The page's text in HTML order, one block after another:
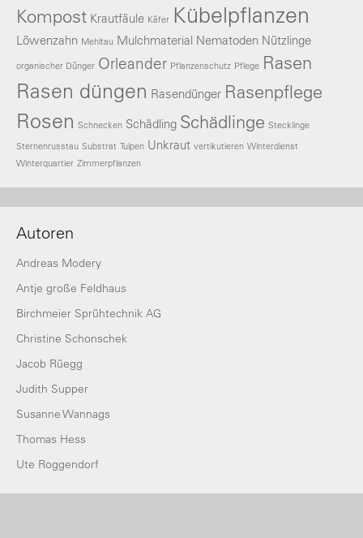
Kompost Krautfäule Käfer Kübelpflanzen
Löwenzahn Mehltau Mulchmaterial Nematoden Nützlinge
organischer Dünger Orleander Pflanzenschutz Pflege Rasen
Rasen düngen Rasendünger Rasenpflege
Rosen Schnecken Schädling Schädlinge Stecklinge
Sternenrusstau Substrat Tulpen Unkraut vertikutieren Winterdienst
Winterquartier Zimmerpflanzen
Autoren
Andreas Modery
Antje große Feldhaus
Birchmeier Sprühtechnik AG
Christine Schonschek
Jacob Rüegg
Judith Supper
Susanne Wannags
Thomas Hess
Ute Roggendorf